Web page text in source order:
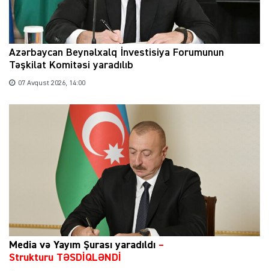
Azərbaycan Beynəlxalq İnvestisiya Forumunun
Təşkilat Komitəsi yaradılıb
07 Avqust 2026, 14:00
Media və Yayım Şurası yaradıldı –
Strukturu TƏSDİQLƏNDİ